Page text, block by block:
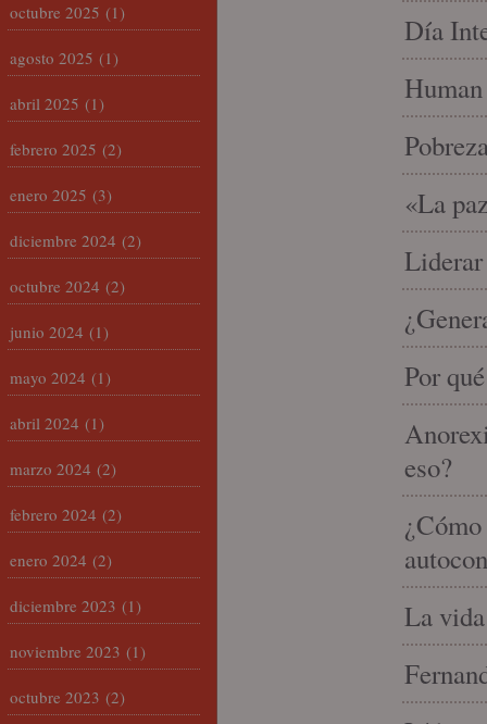
Día
«La
Liderar
Por
eso?
La
octubre 2025 (1)
agosto 2025 (1)
abril 2025 (1)
febrero 2025 (2)
enero 2025 (3)
diciembre 2024 (2)
octubre 2024 (2)
junio 2024 (1)
mayo 2024 (1)
abril 2024 (1)
marzo 2024 (2)
febrero 2024 (2)
enero 2024 (2)
diciembre 2023 (1)
noviembre 2023 (1)
octubre 2023 (2)